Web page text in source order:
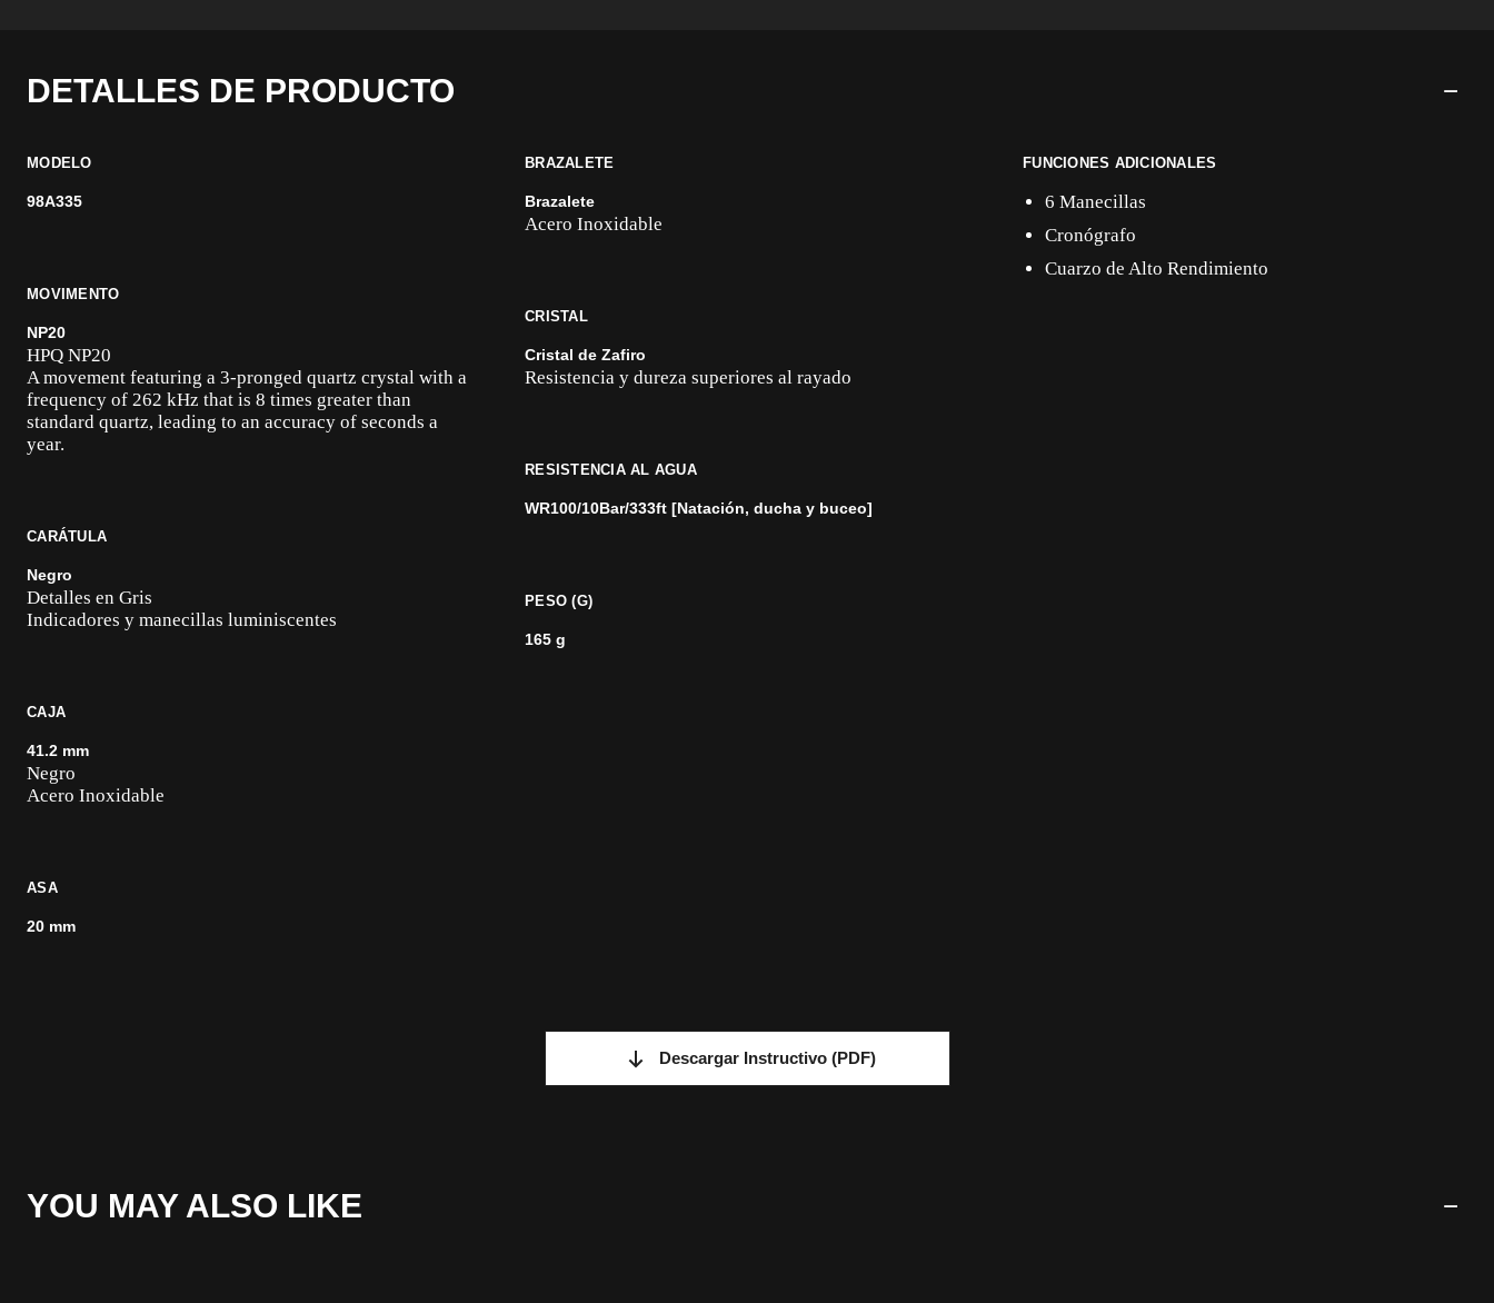
DETALLES DE PRODUCTO
MODELO
98A335
MOVIMENTO
NP20
HPQ NP20
A movement featuring a 3-pronged quartz crystal with a
frequency of 262 kHz that is 8 times greater than
standard quartz, leading to an accuracy of seconds a
year.
CARÁTULA
Negro
Detalles en Gris
Indicadores y manecillas luminiscentes
CAJA
41.2 mm
Negro
Acero Inoxidable
ASA
20 mm
BRAZALETE
Brazalete
Acero Inoxidable
CRISTAL
Cristal de Zafiro
Resistencia y dureza superiores al rayado
RESISTENCIA AL AGUA
WR100/10Bar/333ft [Natación, ducha y buceo]
PESO (G)
165 g
FUNCIONES ADICIONALES
6 Manecillas
Cronógrafo
Cuarzo de Alto Rendimiento
Descargar Instructivo (PDF)
YOU MAY ALSO LIKE